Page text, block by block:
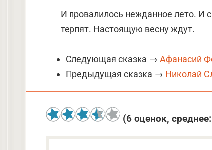
И провалилось нежданное лето. И
терпят. Настоящую весну ждут.
Следующая сказка → Афанасий
Предыдущая сказка → Николай
(6 оценок, среднее: